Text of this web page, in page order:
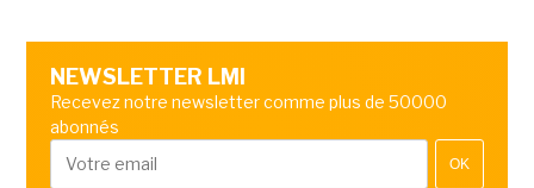
NEWSLETTER LMI
Recevez notre newsletter comme plus de 50000
abonnés
OK